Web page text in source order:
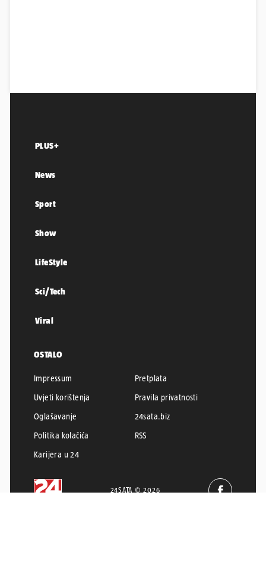
PLUS+
News
Sport
Show
LifeStyle
Sci/Tech
Viral
OSTALO
Impressum
Pretplata
Uvjeti korištenja
Pravila privatnosti
Oglašavanje
24sata.biz
Politika kolačića
RSS
Karijera u 24
24SATA © 2026